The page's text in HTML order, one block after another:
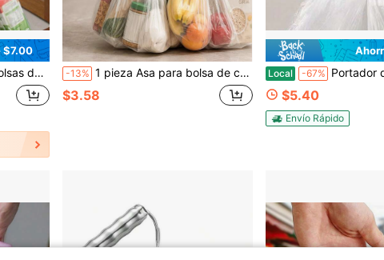
$7.00
versátil para compras diarias y almacenamiento, opción de regalo premium -13% 1 pieza Asa para bolsa de compras, asa de agarre reforzada, soporte cómodo para cargar peso, herramienta para llevar múltiples bolsas, ayuda portátil para compras adecuada para escaleras, tiendas, apartamentos, cocinas, exteriores y talla grande, ayudándote a llevar fácilmente varios artículos
$3.58
Local -67% Portador de bolsas de la compra de alta resistencia, soporte de acero inoxidable con
$5.40
Envío Rápido